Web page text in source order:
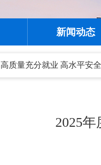
新闻动态
高质量充分就业 高水平安
2025